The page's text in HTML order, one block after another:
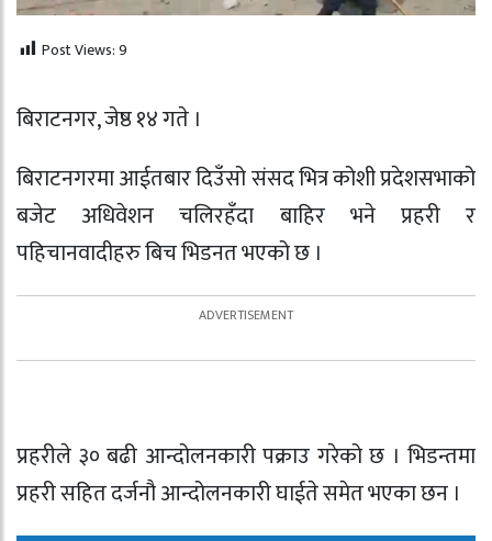
Post Views:9
बिराटनगर, जेष्ठ १४ गते ।
बिराटनगरमा आईतबार दिउँसो संसद भित्र कोशी प्रदेशसभाको
बजेट अधिवेशन चलिरहँदा बाहिर भने प्रहरी र
पहिचानवादीहरु बिच भिडनत भएको छ ।
प्रहरीले ३० बढी आन्दोलनकारी पक्राउ गरेको छ । भिडन्तमा
प्रहरी सहित दर्जनौ आन्दोलनकारी घाईते समेत भएका छन ।